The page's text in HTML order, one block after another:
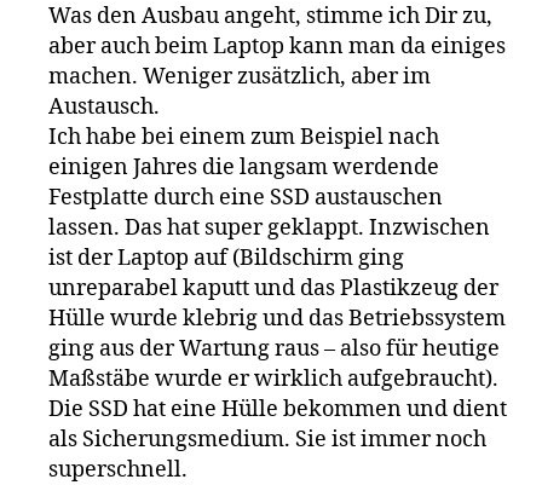
Was den Ausbau angeht, stimme ich Dir zu,
aber auch beim Laptop kann man da einiges
machen. Weniger zusätzlich, aber im
Austausch.
Ich habe bei einem zum Beispiel nach
einigen Jahres die langsam werdende
Festplatte durch eine SSD austauschen
lassen. Das hat super geklappt. Inzwischen
ist der Laptop auf (Bildschirm ging
unreparabel kaputt und das Plastikzeug der
Hülle wurde klebrig und das Betriebssystem
ging aus der Wartung raus – also für heutige
Maßstäbe wurde er wirklich aufgebraucht).
Die SSD hat eine Hülle bekommen und dient
als Sicherungsmedium. Sie ist immer noch
superschnell.